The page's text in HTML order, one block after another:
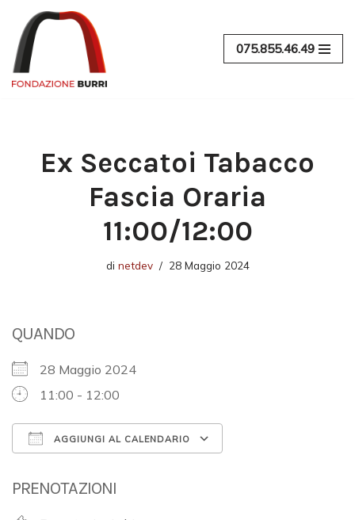
Vai
al
contenuto
075.855.46.49
Ex Seccatoi Tabacco
Fascia Oraria
11:00/12:00
di netdev 28 Maggio 2024
QUANDO
28 Maggio 2024
11:00 - 12:00
AGGIUNGI AL CALENDARIO
PRENOTAZIONI